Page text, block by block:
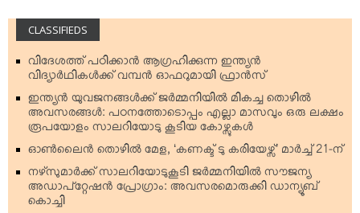
CLASSIFIEDS
വിദേശത്ത് പഠിക്കാന്‍ ആഗ്രഹിക്കുന്ന ഇന്ത്യന്‍
വിദ്യാര്‍ഥികള്‍ക്ക് വമ്പന്‍ ഓഫറുമായി ഫ്രാന്‍സ്
ഇന്ത്യന്‍ യുവജനങ്ങള്‍ക്ക് ജര്‍മ്മനിയില്‍ മികച്ച തൊഴില്‍
അവസരങ്ങള്‍: പഠനത്തോടൊപ്പം എല്ലാ മാസവും ഒരു ലക്ഷം
രൂപയോളം സാലറിയോടു കൂടിയ കോഴ്സുകള്‍
ഓണ്‍ലൈന്‍ തൊഴില്‍ മേള, ‘കണക്ട് ടു കരിയേഴ്സ്’ മാര്‍ച്ച് 21-ന്
നഴ്‌സുമാര്‍ക്ക് സാലറിയോടുകൂടി ജര്‍മ്മനിയില്‍ സൗജന്യ
അഡാപ്റ്റേഷന്‍ പ്രോഗ്രാം: അവസരമൊരുക്കി ഡാന്യൂബ്
കൊച്ചി